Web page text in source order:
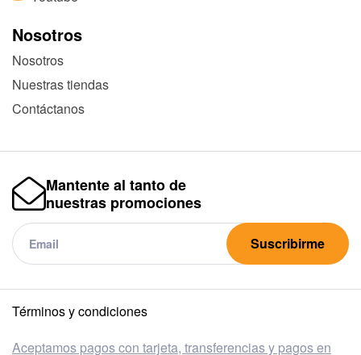
Nosotros
Nosotros
Nuestras tiendas
Contáctanos
Mantente al tanto de
nuestras promociones
Suscribirme
Términos y condiciones
Aceptamos pagos con tarjeta, transferencias y pagos en